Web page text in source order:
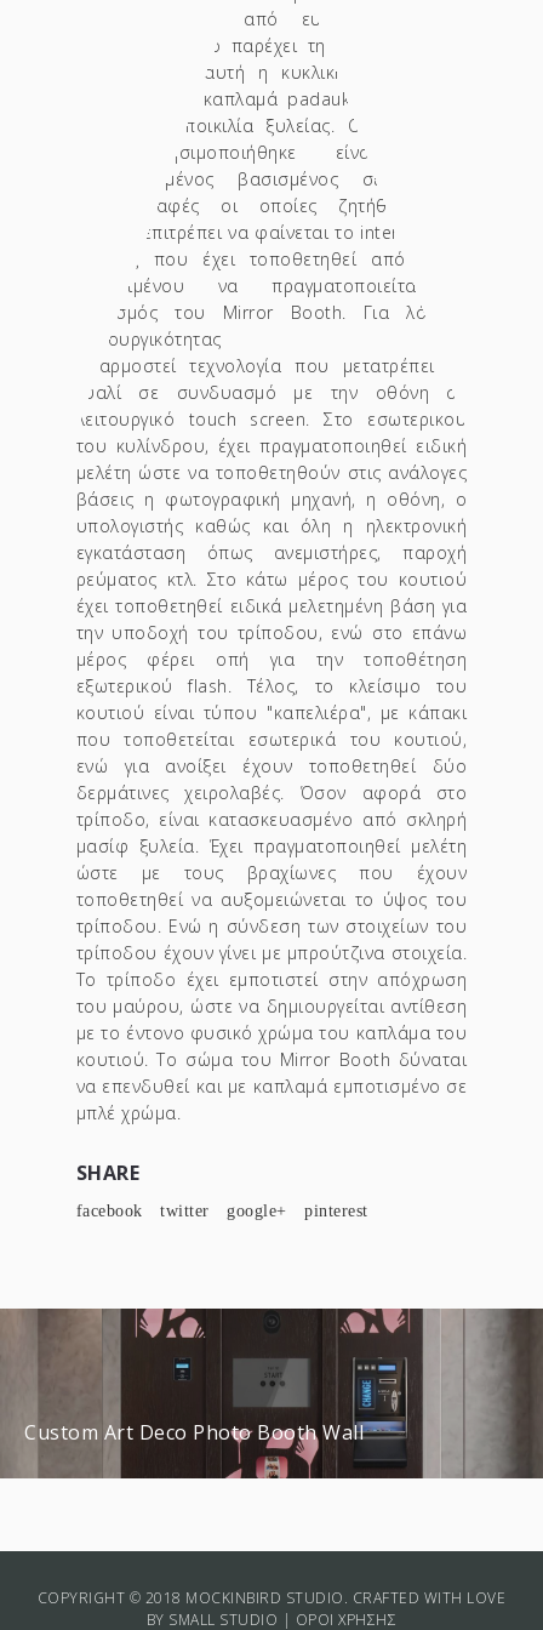
κατασκευασμένο από εύκαμπτο κόντρα
πλακέ, το οποίο παρέχει τη δυνατότητα να
δημιουργηθεί αυτή η κυκλική φόρμα. Έχει
επενδυθεί με καπλαμά padauk, μια εξωτική
αφρικάνικη ποικιλία ξυλείας. Ο καθρέφτης
που χρησιμοποιήθηκε είναι ειδικά
επεξεργασμένος βασισμένος σε σαφείς
προδιαγραφές οι οποίες ζητήθηκαν. Ο
οποίος επιτρέπει να φαίνεται το interface της
οθόνης που έχει τοποθετηθεί από πίσω,
προκειμένου να πραγματοποιείται ο
χειρισμός του Mirror Booth. Για λόγους
λειτουργικότητας έχει
εφαρμοστεί τεχνολογία που μετατρέπει το
γυαλί σε συνδυασμό με την οθόνη σε
λειτουργικό touch screen. Στο εσωτερικού
του κυλίνδρου, έχει πραγματοποιηθεί ειδική
μελέτη ώστε να τοποθετηθούν στις ανάλογες
βάσεις η φωτογραφική μηχανή, η οθόνη, ο
υπολογιστής καθώς και όλη η ηλεκτρονική
εγκατάσταση όπως ανεμιστήρες, παροχή
ρεύματος κτλ. Στο κάτω μέρος του κουτιού
έχει τοποθετηθεί ειδικά μελετημένη βάση για
την υποδοχή του τρίποδου, ενώ στο επάνω
μέρος φέρει οπή για την τοποθέτηση
εξωτερικού flash. Τέλος, το κλείσιμο του
κουτιού είναι τύπου "καπελιέρα", με κάπακι
που τοποθετείται εσωτερικά του κουτιού,
ενώ για ανοίξει έχουν τοποθετηθεί δύο
δερμάτινες χειρολαβές. Όσον αφορά στο
τρίποδο, είναι κατασκευασμένο από σκληρή
μασίφ ξυλεία. Έχει πραγματοποιηθεί μελέτη
ώστε με τους βραχίωνες που έχουν
τοποθετηθεί να αυξομειώνεται το ύψος του
τρίποδου. Ενώ η σύνδεση των στοιχείων του
τρίποδου έχουν γίνει με μπρούτζινα στοιχεία.
Το τρίποδο έχει εμποτιστεί στην απόχρωση
του μαύρου, ώστε να δημιουργείται αντίθεση
με το έντονο φυσικό χρώμα του καπλάμα του
κουτιού. Το σώμα του Mirror Booth δύναται
να επενδυθεί και με καπλαμά εμποτισμένο σε
μπλέ χρώμα.
SHARE
facebook twitter google+ pinterest
Custom Art Deco Photo Booth Wall
COPYRIGHT © 2018 MOCKINBIRD STUDIO. CRAFTED WITH LOVE
BY SMALL STUDIO | ΟΡΟΙ ΧΡΗΣΗΣ